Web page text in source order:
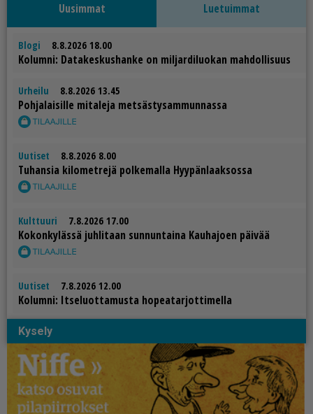
Uusimmat Luetuimmat
Blogi 8.8.2026 18.00
Ko­lum­ni: Da­ta­kes­kus­han­ke on mil­jar­di­luo­kan mah­dol­li­suus
Urheilu 8.8.2026 13.45
Poh­ja­lai­sil­le mi­ta­le­ja met­säs­ty­sam­mun­nas­sa
Uutiset 8.8.2026 8.00
Tu­han­sia ki­lo­met­re­jä pol­ke­mal­la Hyy­pän­laak­sos­sa
Kulttuuri 7.8.2026 17.00
Ko­kon­ky­läs­sä juh­li­taan sun­nun­tai­na Kau­ha­jo­en päi­vää
Uutiset 7.8.2026 12.00
Ko­lum­ni: It­se­luot­ta­mus­ta ho­pe­a­tar­jot­ti­mel­la
Kysely